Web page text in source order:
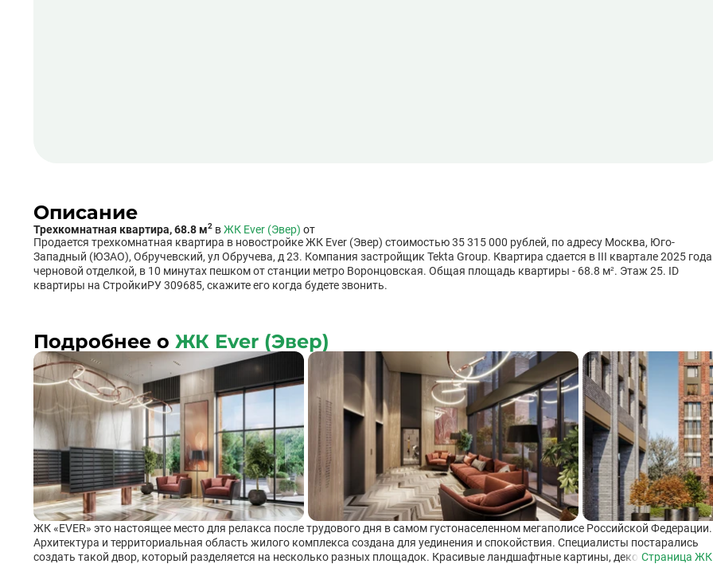
Описание
Трехкомнатная квартира, 68.8 м2 вЖК Ever (Эвер) от
Продается трехкомнатная квартира в новостройке ЖК Ever (Эвер) стоимостью 35 315 000 рублей, по адресу Москва, Юго-
Западный (ЮЗАО), Обручевский, ул Обручева, д 23. Компания застройщик Tekta Group. Квартира сдается в III квартале 2025 года
черновой отделкой, в 10 минутах пешком от станции метро Воронцовская. Общая площадь квартиры - 68.8 м². Этаж 25. ID
квартиры на СтройкиРУ 309685, скажите его когда будете звонить.
Подробнее о ЖК Ever (Эвер)
ЖК «EVER» это настоящее место для релакса после трудового дня в самом густонаселенном мегаполисе Российской Федерации.
Архитектура и территориальная область жилого комплекса создана для уединения и спокойствия. Специалисты постарались
создать такой двор, который разделяется на несколько разных площадок. Красивые ландшафтные картины, декоративных
Страница ЖК